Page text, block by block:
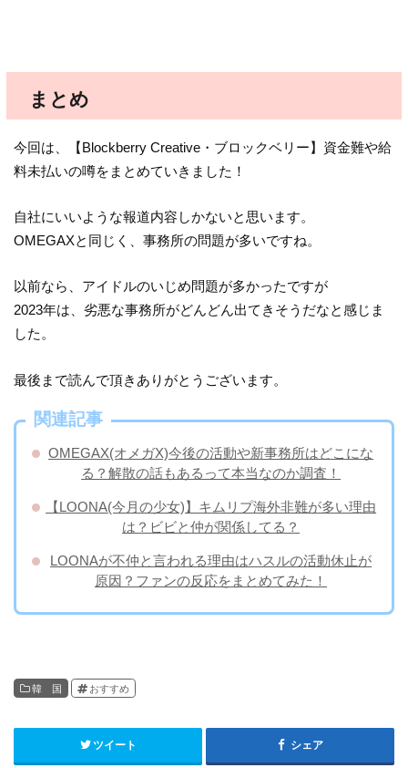
まとめ
今回は、【Blockberry Creative・ブロックベリー】資金難や給
料未払いの噂をまとめていきました！
自社にいいような報道内容しかないと思います。
OMEGAXと同じく、事務所の問題が多いですね。
以前なら、アイドルのいじめ問題が多かったですが
2023年は、劣悪な事務所がどんどん出てきそうだなと感じま
した。
最後まで読んで頂きありがとうございます。
関連記事
OMEGAX(オメガX)今後の活動や新事務所はどこにな
る？解散の話もあるって本当なのか調査！
【LOONA(今月の少女)】キムリプ海外非難が多い理由
は？ビビと仲が関係してる？
LOONAが不仲と言われる理由はハスルの活動休止が
原因？ファンの反応をまとめてみた！
韓 国 おすすめ
ツイート シェア